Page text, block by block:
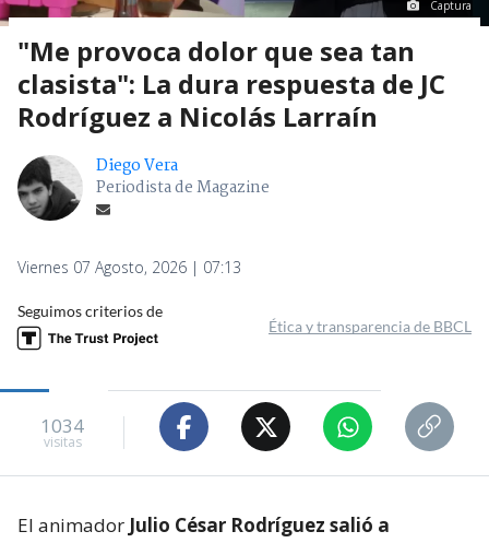
Captura
"Me provoca dolor que sea tan
clasista": La dura respuesta de JC
Rodríguez a Nicolás Larraín
Diego Vera
Periodista de Magazine
Viernes 07 Agosto, 2026 | 07:13
Seguimos criterios de
Ética y transparencia de BBCL
1034
visitas
El animador Julio César Rodríguez salió a